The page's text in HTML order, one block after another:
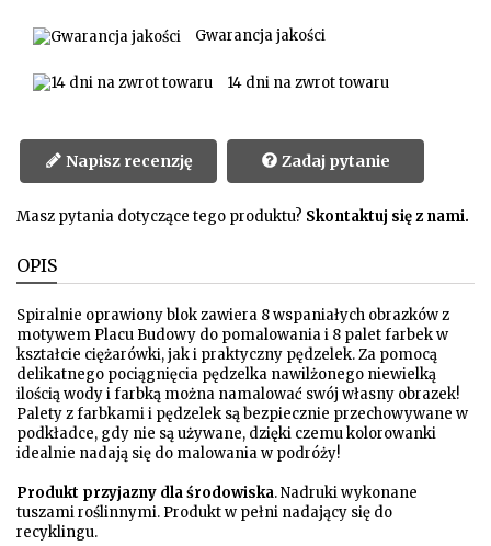
Gwarancja jakości
14 dni na zwrot towaru
Napisz recenzję Zadaj pytanie
Masz pytania dotyczące tego produktu? Skontaktuj się z nami.
OPIS
Spiralnie oprawiony blok zawiera 8 wspaniałych obrazków z
motywem Placu Budowy do pomalowania i 8 palet farbek w
kształcie ciężarówki, jak i praktyczny pędzelek. Za pomocą
delikatnego pociągnięcia pędzelka nawilżonego niewielką
ilością wody i farbką można namalować swój własny obrazek!
Palety z farbkami i pędzelek są bezpiecznie przechowywane w
podkładce, gdy nie są używane, dzięki czemu kolorowanki
idealnie nadają się do malowania w podróży!
Produkt przyjazny dla środowiska. Nadruki wykonane
tuszami roślinnymi. Produkt w pełni nadający się do
recyklingu.